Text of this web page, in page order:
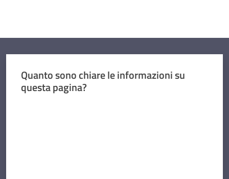
Quanto sono chiare le informazioni su
questa pagina?